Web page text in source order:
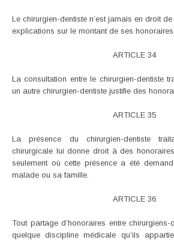
Le chirurgien-dentiste n’est jamais en droit
explications sur le montant de ses honoraires.
ARTICLE 34
La consultation entre le chirurgien-dentiste
un autre chirurgien-dentiste justifie des
ARTICLE 35
La présence du chirurgien-dentiste
chirurgicale lui donne droit à des
seulement où cette présence a été
malade ou sa famille.
ARTICLE 36
Tout partage d’honoraires entre
quelque discipline médicale qu’ils